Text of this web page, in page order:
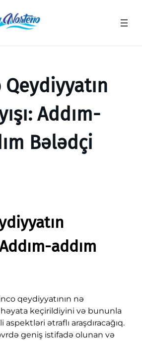
Qeydiyyatın
Addım-
Bələdçi
addım
qeydiyyatının nə
keçirildiyini və bununla
ətraflı araşdıracağıq.
geniş istifadə olunan və